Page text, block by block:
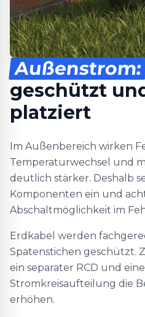
Außenstrom:
geschützt
platziert
Im Außenbereich wirken
Temperaturwechsel und
deutlich stärker. Deshalb
Komponenten ein und
Abschaltmöglichkeit im
Erdkabel werden
Spatenstichen geschützt.
ein separater RCD und
Stromkreisaufteilung die
erhöhen.